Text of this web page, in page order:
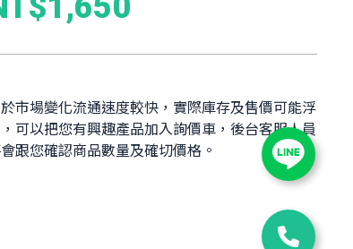
市場變化流通速度較快，實際庫存及售價可能浮
可以把您有興趣產品加入詢價車，後台客服人員
跟您確認商品數量及確切價格。